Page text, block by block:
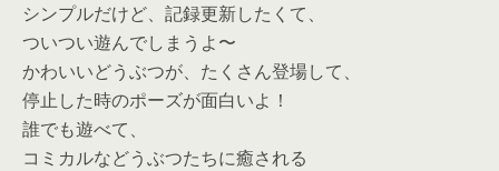
シンプルだけど、記録更新したくて、
ついつい遊んでしまうよ〜
かわいいどうぶつが、たくさん登場して、
停止した時のポーズが面白いよ！
誰でも遊べて、
コミカルなどうぶつたちに癒される